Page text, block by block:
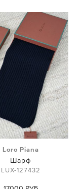
Loro Piana
Шарф
LUX-127432